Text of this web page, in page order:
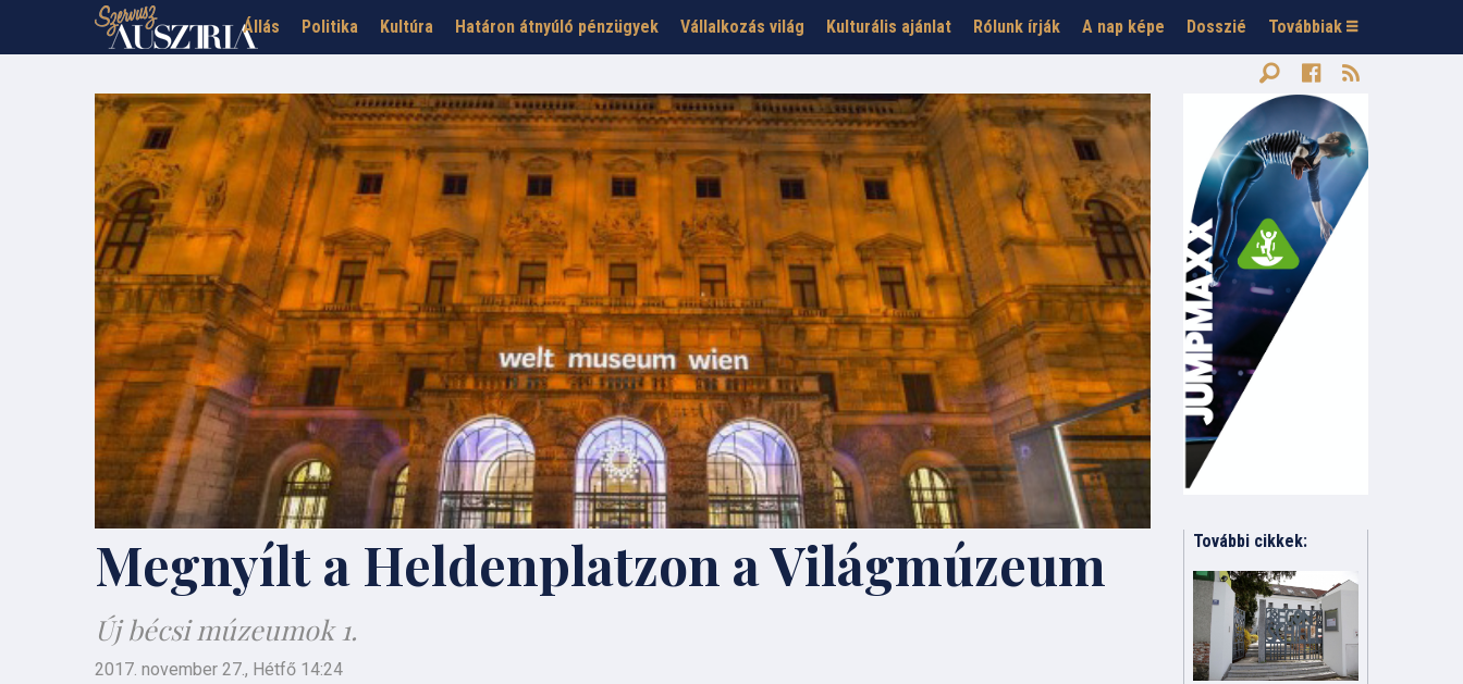
Állás Politika Kultúra Határon átnyúló pénzügyek Vállalkozás világ Kulturális ajánlat Rólunk írják A nap képe Dosszié Továbbiak
Megnyílt a Heldenplatzon a Világmúzeum
Új bécsi múzeumok 1.
2017. november 27., Hétfő 14:24
További cikkek: